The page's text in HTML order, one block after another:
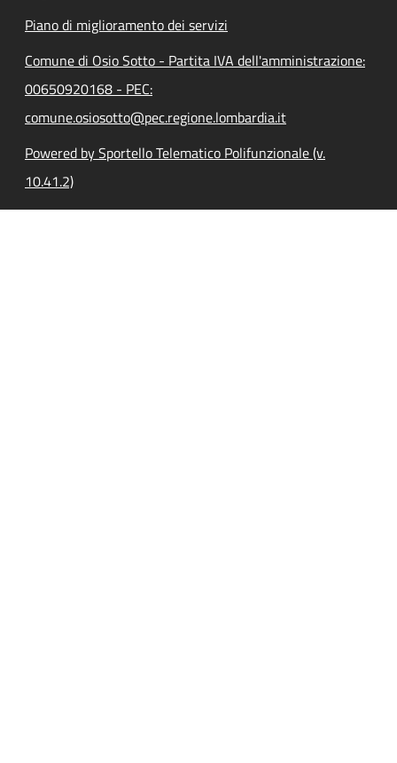
Piano di miglioramento dei servizi
Comune di Osio Sotto - Partita IVA dell'amministrazione:
00650920168 - PEC:
comune.osiosotto@pec.regione.lombardia.it
Powered by Sportello Telematico Polifunzionale (v.
10.41.2)